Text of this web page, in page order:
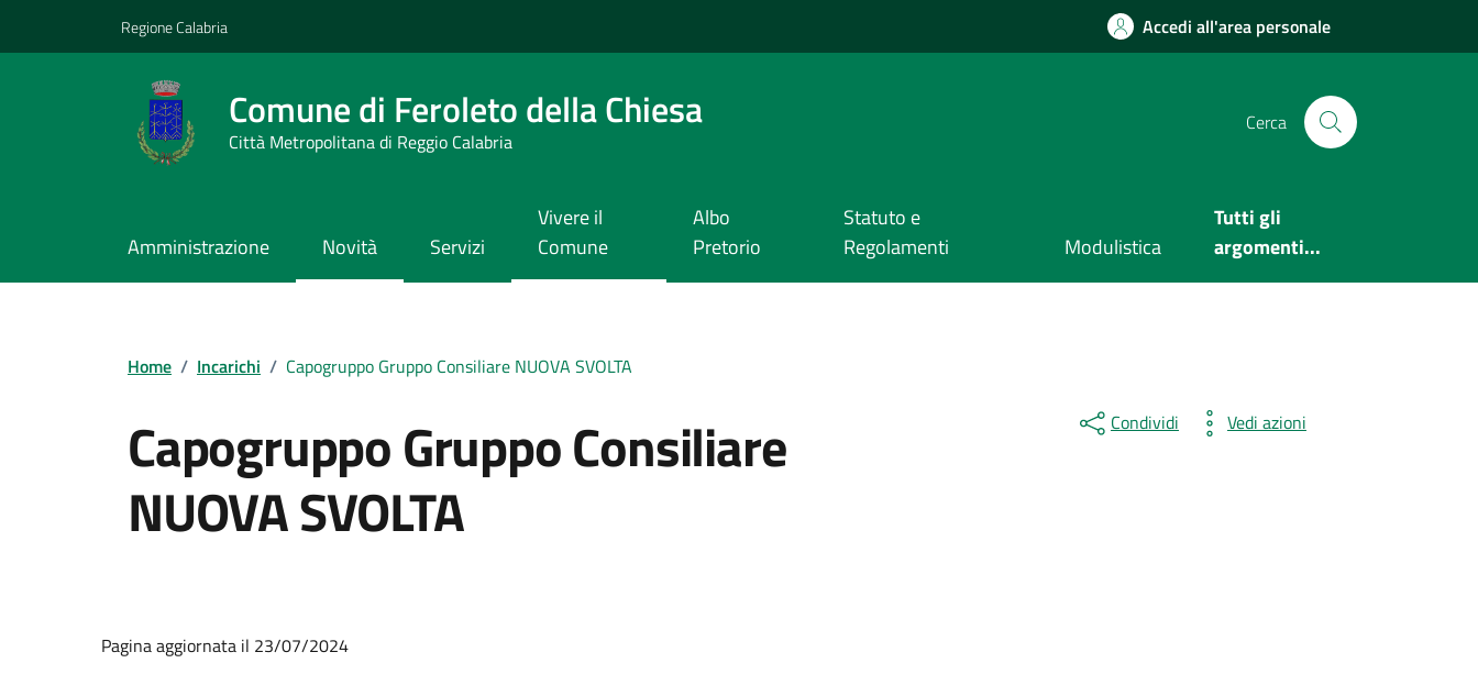
Regione Calabria Accedi all'area personale
Comune di Feroleto della Chiesa
Città Metropolitana di Reggio Calabria
Cerca
Amministrazione Novità Servizi
Vivere il
Comune
Albo
Pretorio
Statuto e
Regolamenti
Modulistica
Tutti gli
argomenti...
Home / Incarichi / Capogruppo Gruppo Consiliare NUOVA SVOLTA
Capogruppo Gruppo Consiliare
NUOVA SVOLTA
Condividi Vedi azioni
Pagina aggiornata il 23/07/2024